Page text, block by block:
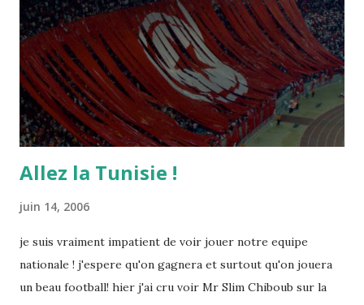
Allez la Tunisie !
juin 14, 2006
je suis vraiment impatient de voir jouer notre equipe
nationale ! j'espere qu'on gagnera et surtout qu'on jouera
un beau football! hier j'ai cru voir Mr Slim Chiboub sur la